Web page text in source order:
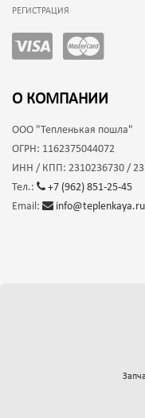
РЕГИСТРАЦИЯ
О КОМПАНИИ
ООО "Тепленькая пошла"
ОГРН: 1162375044072
ИНН / КПП: 2310236730 /
Тел.:
+7 (962) 851-25-45
Email:
info@teplenkaya.ru